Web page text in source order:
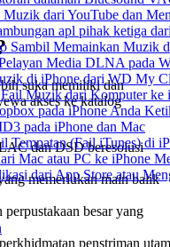
dari YouTube dan
apl pihak ketiga
Sambil Memainkan Muzik
Media DLNA pada
di iPhone dari WD My
Muzik dari Komputer
pada iPhone Anda
pada iPhone dan Mac
Tempatan (Fail iTunes) di
Mac atau PC ke iPhone
dari App Store atau
suka memiliki dan
akses ke katalog
dan DSD beresolusi
memerlukan main balik
perpustakaan besar yang
penstriman